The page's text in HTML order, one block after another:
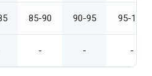
85-90 90-95 95-100
- - -